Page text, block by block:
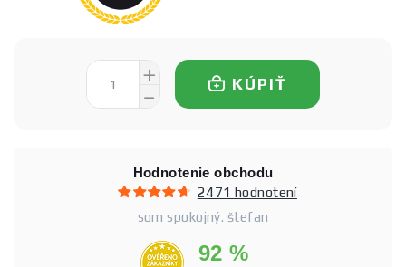
KÚPIŤ
Hodnotenie obchodu
2471 hodnotení
som spokojný. štefan
92 %